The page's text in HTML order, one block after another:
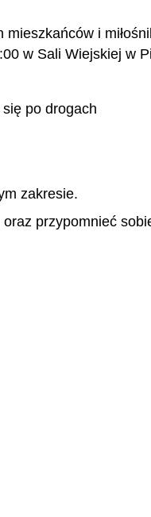
i
w Sali Wiejskiej w
po drogach
zakresie.
przypomnieć